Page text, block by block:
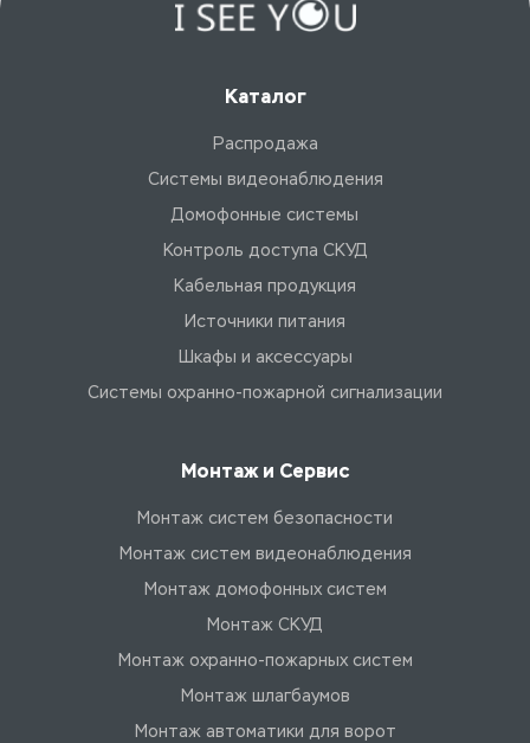
Каталог
Распродажа
Системы видеонаблюдения
Домофонные системы
Контроль доступа СКУД
Кабельная продукция
Источники питания
Шкафы и аксессуары
Системы охранно-пожарной сигнализации
Монтаж и Сервис
Монтаж систем безопасности
Монтаж систем видеонаблюдения
Монтаж домофонных систем
Монтаж СКУД
Монтаж охранно-пожарных систем
Монтаж шлагбаумов
Монтаж автоматики для ворот